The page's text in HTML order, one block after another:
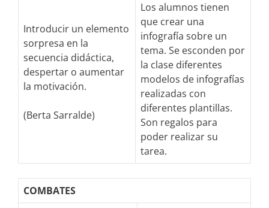
Introducir un elemento
sorpresa en la
secuencia didáctica,
despertar o aumentar
la motivación.
(Berta Sarralde)
Los alumnos tienen
que crear una
infografía sobre un
tema. Se esconden por
la clase diferentes
modelos de infografías
realizadas con
diferentes plantillas.
Son regalos para
poder realizar su
tarea.
COMBATES